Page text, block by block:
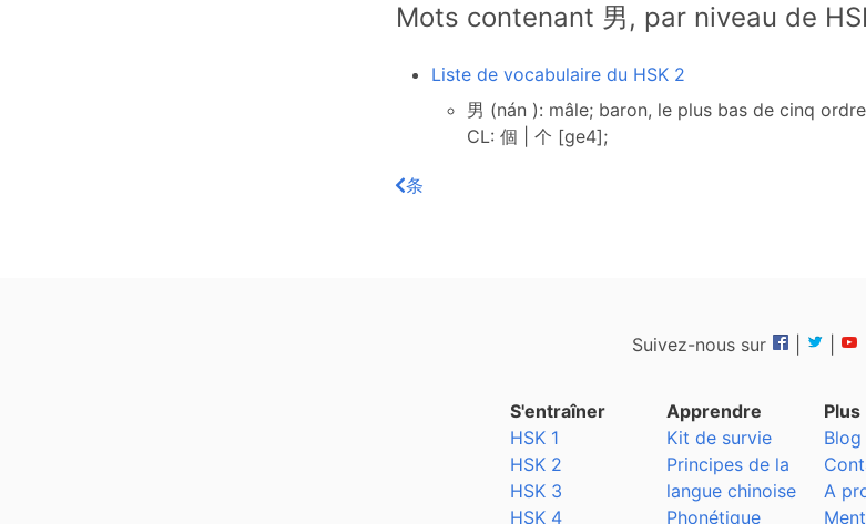
Mots contenant 男, par niveau de
Liste de vocabulaire du HSK 2
男 (nán ): mâle; baron, le plus bas de cinq
CL: 個 | 个 [ge4];
条
Suivez-nous sur
S'entraîner
HSK 1
HSK 2
HSK 3
HSK 4
Apprendre
Kit de survie
Principes de la
langue chinoise
Phonétique
Plus
Blog
A